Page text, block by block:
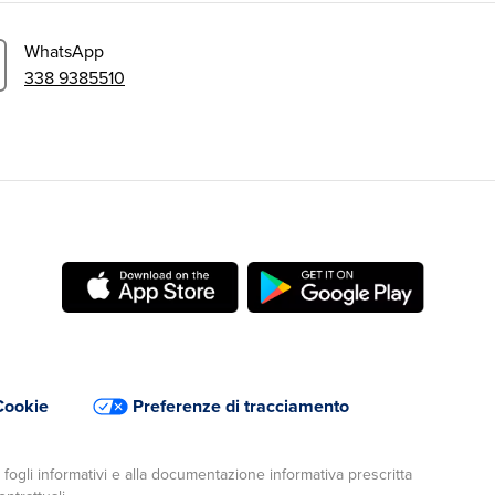
WhatsApp
338 9385510
Preferenze di tracciamento
informativi e alla documentazione informativa prescritta